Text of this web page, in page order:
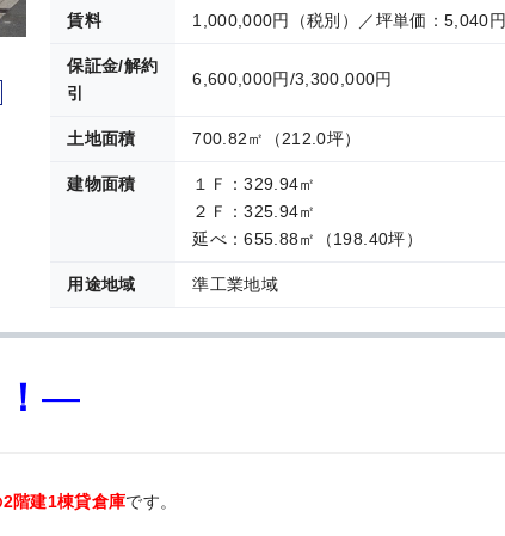
賃料 1,000,000円（税別）／坪単価：5,040円
保証金/解約
引
6,600,000円/3,300,000円
土地面積 700.82㎡（212.0坪）
建物面積
１Ｆ：329.94㎡
２Ｆ：325.94㎡
延べ：655.88㎡（198.40坪）
用途地域 準工業地域
！—
階建1棟貸倉庫です。